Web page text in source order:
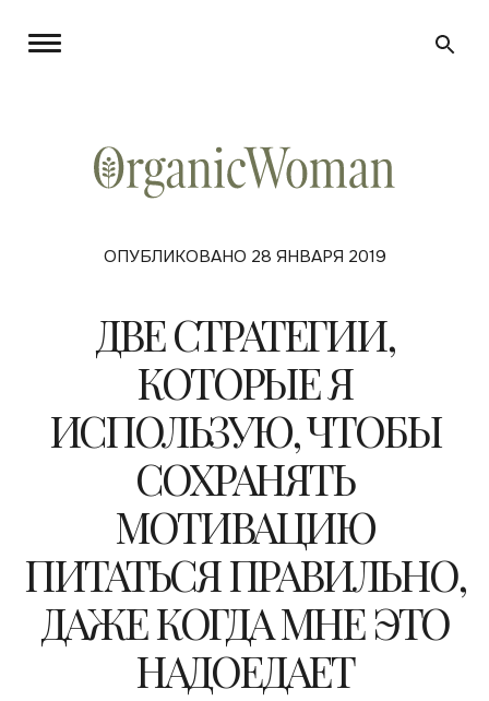
ОПУБЛИКОВАНО 28 ЯНВАРЯ 2019
ДВЕ СТРАТЕГИИ,
КОТОРЫЕ Я
ИСПОЛЬЗУЮ, ЧТОБЫ
СОХРАНЯТЬ
МОТИВАЦИЮ
ПИТАТЬСЯ ПРАВИЛЬНО,
ДАЖЕ КОГДА МНЕ ЭТО
НАДОЕДАЕТ